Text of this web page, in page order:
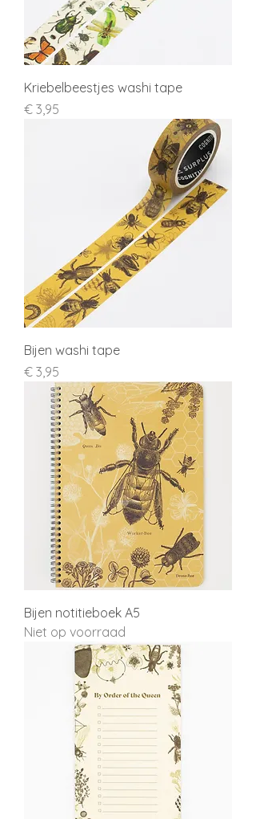
Kriebelbeestjes washi tape
Prijs
€ 3,95
Bijen washi tape
Prijs
€ 3,95
Bijen notitieboek A5
Niet op voorraad